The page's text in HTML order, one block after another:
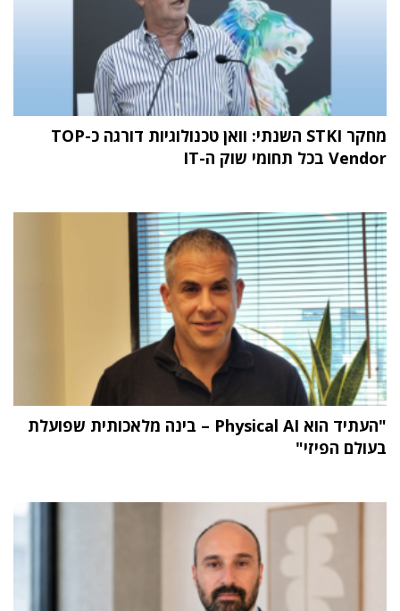
מחקר STKI השנתי: וואן טכנולוגיות דורגה כ-TOP
Vendor בכל תחומי שוק ה-IT
"העתיד הוא Physical AI – בינה מלאכותית שפועלת
בעולם הפיזי"